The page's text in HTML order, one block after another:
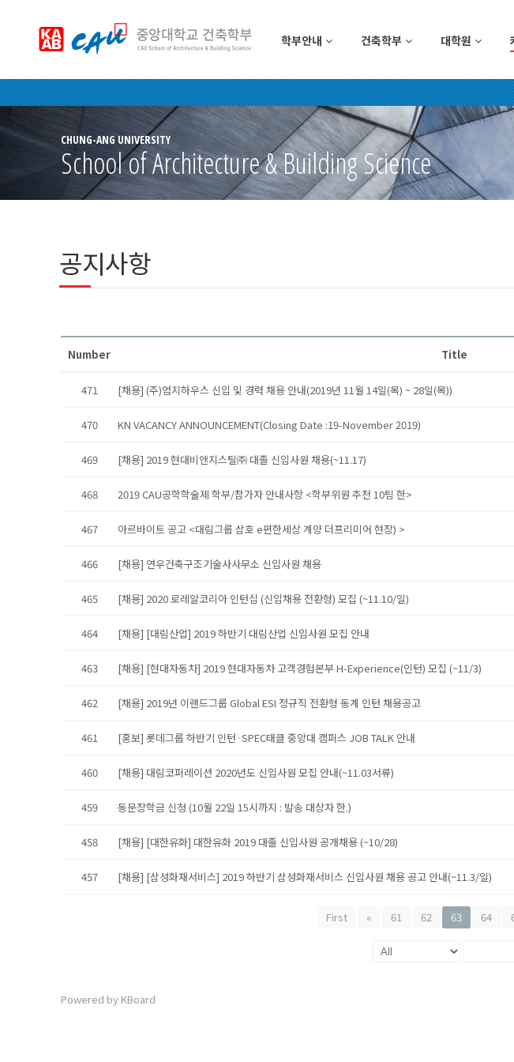
학부안내 건축학부 대학원
CHUNG-ANG UNIVERSITY
School of Architecture & Building Science
공지사항
Number Title
471 [채용] (주)엄지하우스 신입 및 경력 채용 안내(2019년 11월 14일(목) ~ 28일(목))
470 KN VACANCY ANNOUNCEMENT(Closing Date :19-November 2019)
469 [채용] 2019 현대비앤지스틸㈜ 대졸 신입사원 채용(~11.17)
468 2019 CAU공학학술제 학부/참가자 안내사항 <학부위원 추천 10팀 한>
467 아르바이트 공고 <대림그룹 삼호 e편한세상 계양 더프리미어 현장) >
466 [채용] 연우건축구조기술사사무소 신입사원 채용
465 [채용] 2020 로레알코리아 인턴십 (신입채용 전환형) 모집 (~11.10/일)
464 [채용] [대림산업] 2019 하반기 대림산업 신입사원 모집 안내
463 [채용] [현대자동차] 2019 현대자동차 고객경험본부 H-Experience(인턴) 모집 (~11/3)
462 [채용] 2019년 이랜드그룹 Global ESI 정규직 전환형 동계 인턴 채용공고
461 [홍보] 롯데그룹 하반기 인턴·SPEC태클 중앙대 캠퍼스 JOB TALK 안내
460 [채용] 대림코퍼레이션 2020년도 신입사원 모집 안내(~11.03서류)
459 동문장학금 신청 (10월 22일 15시까지 : 발송 대상자 한.)
458 [채용] [대한유화] 대한유화 2019 대졸 신입사원 공개채용 (~10/28)
457 [채용] [삼성화재서비스] 2019 하반기 삼성화재서비스 신입사원 채용 공고 안내(~11.3/일)
First « 61 62 63 64
Powered by KBoard